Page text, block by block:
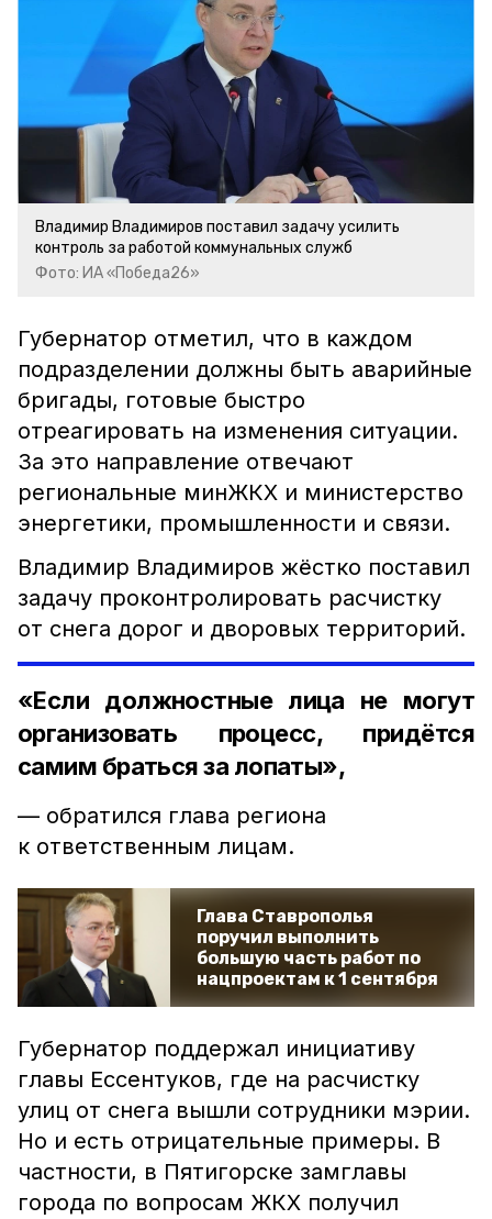
Владимир Владимиров поставил задачу усилить
контроль за работой коммунальных служб
Фото: ИА «Победа26»
Губернатор отметил, что в каждом
подразделении должны быть аварийные
бригады, готовые быстро
отреагировать на изменения ситуации.
За это направление отвечают
региональные минЖКХ и министерство
энергетики, промышленности и связи.
Владимир Владимиров жёстко поставил
задачу проконтролировать расчистку
от снега дорог и дворовых территорий.
«Если должностные лица не могут
организовать процесс, придётся
самим браться за лопаты»,
— обратился глава региона
к ответственным лицам.
Глава Ставрополья
поручил выполнить
большую часть работ по
нацпроектам к 1 сентября
Губернатор поддержал инициативу
главы Ессентуков, где на расчистку
улиц от снега вышли сотрудники мэрии.
Но и есть отрицательные примеры. В
частности, в Пятигорске замглавы
города по вопросам ЖКХ получил